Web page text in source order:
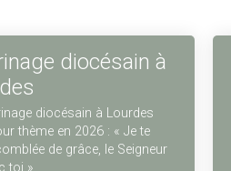
diocésain à
diocésain à Lourdes
thème en 2026 : « Je te
de grâce, le Seigneur
toi »